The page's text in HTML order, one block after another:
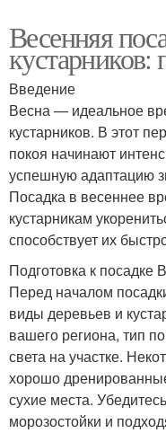
Весенняя
кустарников:
Введение
Весна — идеальное
кустарников. В этот
покоя начинают
успешную адаптацию
Посадка в весеннее
кустарникам
способствует их
Подготовка к посадке
Перед началом
виды деревьев и
вашего региона, тип
света на участке.
хорошо
сухие места.
морозостойки и